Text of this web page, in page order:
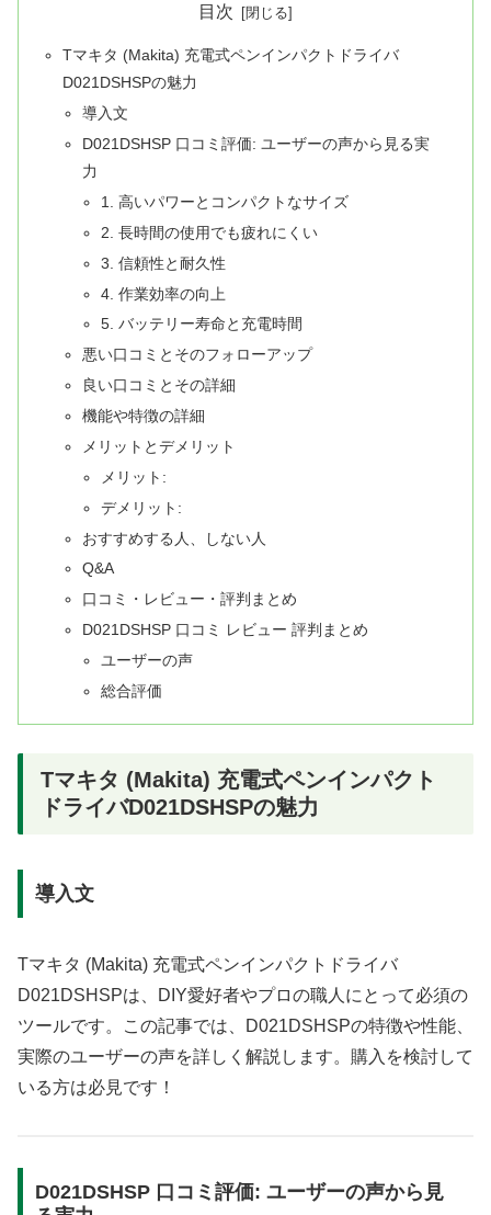
目次
Tマキタ (Makita) 充電式ペンインパクトドライバ
D021DSHSPの魅力
導入文
D021DSHSP 口コミ評価: ユーザーの声から見る実
力
1. 高いパワーとコンパクトなサイズ
2. 長時間の使用でも疲れにくい
3. 信頼性と耐久性
4. 作業効率の向上
5. バッテリー寿命と充電時間
悪い口コミとそのフォローアップ
良い口コミとその詳細
機能や特徴の詳細
メリットとデメリット
メリット:
デメリット:
おすすめする人、しない人
Q&A
口コミ・レビュー・評判まとめ
D021DSHSP 口コミ レビュー 評判まとめ
ユーザーの声
総合評価
Tマキタ (Makita) 充電式ペンインパクト
ドライバD021DSHSPの魅力
導入文
Tマキタ (Makita) 充電式ペンインパクトドライバ
D021DSHSPは、DIY愛好者やプロの職人にとって必須の
ツールです。この記事では、D021DSHSPの特徴や性能、
実際のユーザーの声を詳しく解説します。購入を検討して
いる方は必見です！
D021DSHSP 口コミ評価: ユーザーの声から見